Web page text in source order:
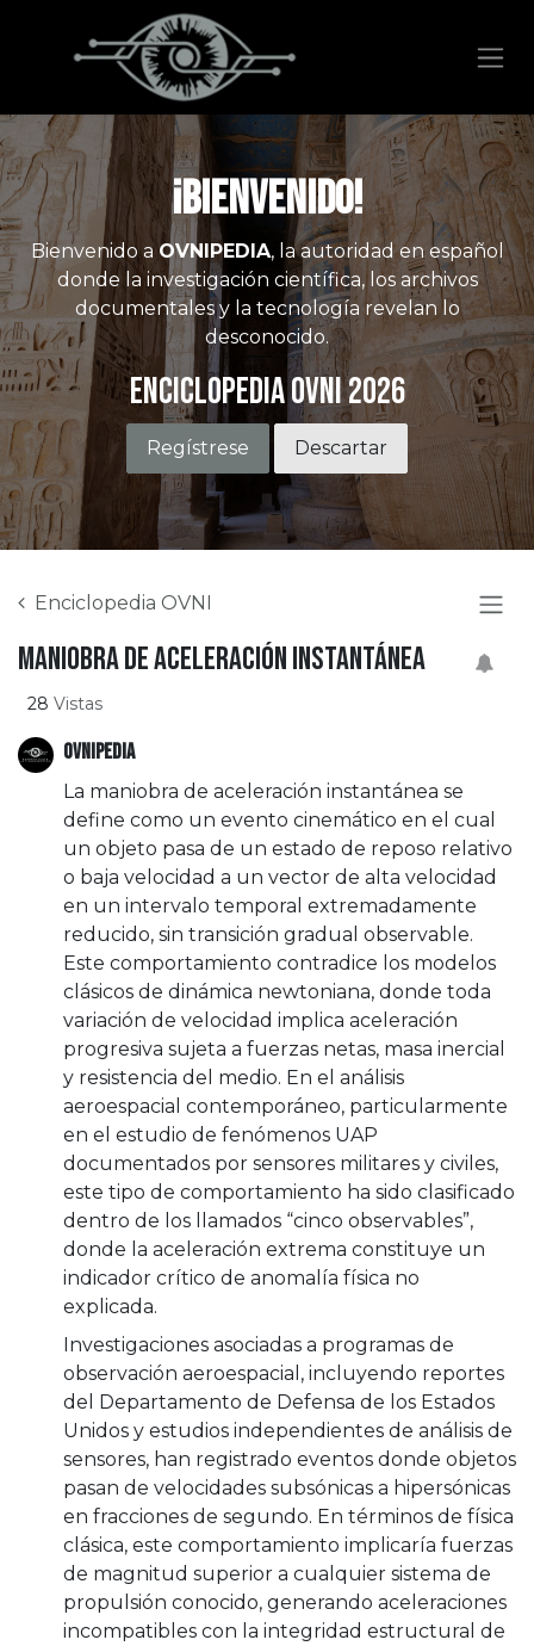
¡Bienvenido!
Bienvenido a OVNIPEDIA, la autoridad en español
donde la investigación científica, los archivos
documentales y la tecnología revelan lo
desconocido.
Enciclopedia OVNI 2026
Regístrese Descartar
Enciclopedia OVNI
Maniobra de aceleración instantánea
28 Vistas
OVNIPEDIA
La maniobra de aceleración instantánea se
define como un evento cinemático en el cual
un objeto pasa de un estado de reposo relativo
o baja velocidad a un vector de alta velocidad
en un intervalo temporal extremadamente
reducido, sin transición gradual observable.
Este comportamiento contradice los modelos
clásicos de dinámica newtoniana, donde toda
variación de velocidad implica aceleración
progresiva sujeta a fuerzas netas, masa inercial
y resistencia del medio. En el análisis
aeroespacial contemporáneo, particularmente
en el estudio de fenómenos UAP
documentados por sensores militares y civiles,
este tipo de comportamiento ha sido clasificado
dentro de los llamados “cinco observables”,
donde la aceleración extrema constituye un
indicador crítico de anomalía física no
explicada.
Investigaciones asociadas a programas de
observación aeroespacial, incluyendo reportes
del Departamento de Defensa de los Estados
Unidos y estudios independientes de análisis de
sensores, han registrado eventos donde objetos
pasan de velocidades subsónicas a hipersónicas
en fracciones de segundo. En términos de física
clásica, este comportamiento implicaría fuerzas
de magnitud superior a cualquier sistema de
propulsión conocido, generando aceleraciones
incompatibles con la integridad estructural de